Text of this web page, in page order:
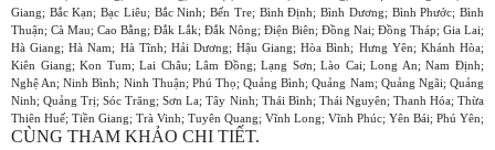
Giang; Bắc Kạn; Bạc Liêu; Bắc Ninh; Bến Tre; Bình Định; Bình Dương; Bình Phước; Bình
Thuận; Cà Mau; Cao Bằng; Đắk Lắk; Đắk Nông; Điện Biên; Đồng Nai; Đồng Tháp; Gia Lai;
Hà Giang; Hà Nam; Hà Tĩnh; Hải Dương; Hậu Giang; Hòa Bình; Hưng Yên; Khánh Hòa;
Kiên Giang; Kon Tum; Lai Châu; Lâm Đồng; Lạng Sơn; Lào Cai; Long An; Nam Định;
Nghệ An; Ninh Bình; Ninh Thuận; Phú Thọ; Quảng Bình; Quảng Nam; Quảng Ngãi; Quảng
Ninh; Quảng Trị; Sóc Trăng; Sơn La; Tây Ninh; Thái Bình; Thái Nguyên; Thanh Hóa; Thừa
Thiên Huế; Tiền Giang; Trà Vinh; Tuyên Quang; Vĩnh Long; Vĩnh Phúc; Yên Bái; Phú Yên;
CÙNG THAM KHẢO CHI TIẾT.